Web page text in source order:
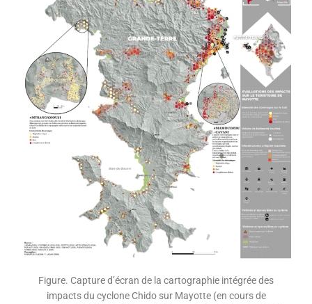
Figure. Capture d’écran de la cartographie intégrée des
impacts du cyclone Chido sur Mayotte (en cours de